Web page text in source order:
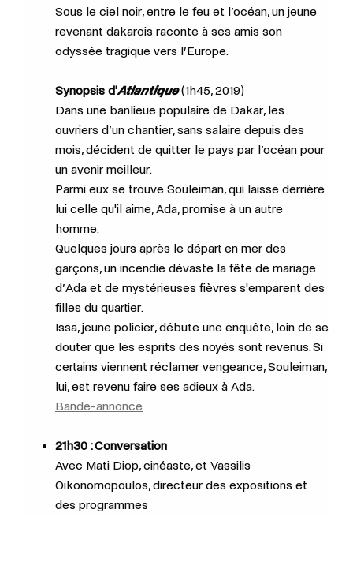
Sous le ciel noir, entre le feu et l’océan, un jeune
revenant dakarois raconte à ses amis son
odyssée tragique vers l’Europe.
Synopsis d'Atlantique (1h45, 2019)
Dans une banlieue populaire de Dakar, les
ouvriers d’un chantier, sans salaire depuis des
mois, décident de quitter le pays par l’océan pour
un avenir meilleur.
Parmi eux se trouve Souleiman, qui laisse derrière
lui celle qu'il aime, Ada, promise à un autre
homme.
Quelques jours après le départ en mer des
garçons, un incendie dévaste la fête de mariage
d’Ada et de mystérieuses fièvres s'emparent des
filles du quartier.
Issa, jeune policier, débute une enquête, loin de se
douter que les esprits des noyés sont revenus. Si
certains viennent réclamer vengeance, Souleiman,
lui, est revenu faire ses adieux à Ada.
Bande-annonce
21h30 : Conversation
Avec Mati Diop, cinéaste, et Vassilis
Oikonomopoulos, directeur des expositions et
des programmes